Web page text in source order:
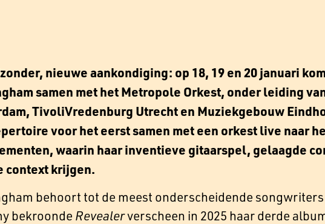
nieuwe aankondiging: op 18, 19 en 20 januari
samen met het Metropole Orkest, onder leiding
TivoliVredenburg Utrecht en Muziekgebouw
voor het eerst samen met een orkest live naar
waarin haar inventieve gitaarspel, gelaagde
context krijgen.
behoort tot de meest onderscheidende
bekroonde Revealerverscheen in 2025 haar derde